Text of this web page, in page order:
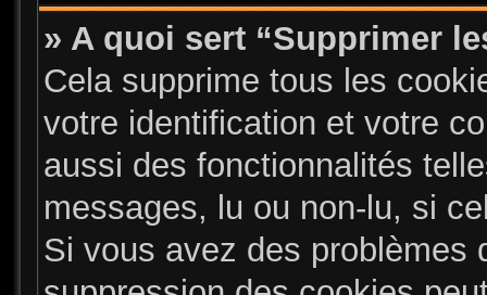
» A quoi sert “Supprimer
Cela supprime tous les
votre identification et votre
aussi des fonctionnalités
messages, lu ou non-lu, si
Si vous avez des problèmes